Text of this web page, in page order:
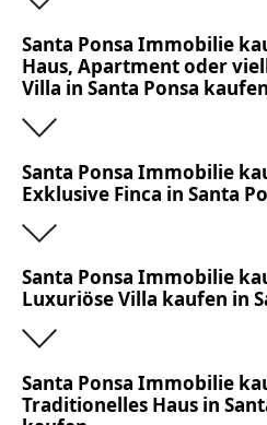
Die Kulisse von Santa Ponsa
atemberaubend schönen
zudem finden Sie hier einige
Immobilien, welche die Insel
Sie lieben nicht nur das
gleich all Ihre Schätze
braucht, um alles zu
dieser Beschreibung
eine Santa Ponsa Immobilie
Santa Ponsa Immobilie
Haus, Apartment oder
Villa in Santa Ponsa
Santa Ponsa Immobilie
Exklusive Finca in Santa
Santa Ponsa Immobilie
Luxuriöse Villa kaufen in
Santa Ponsa Immobilie
Traditionelles Haus in